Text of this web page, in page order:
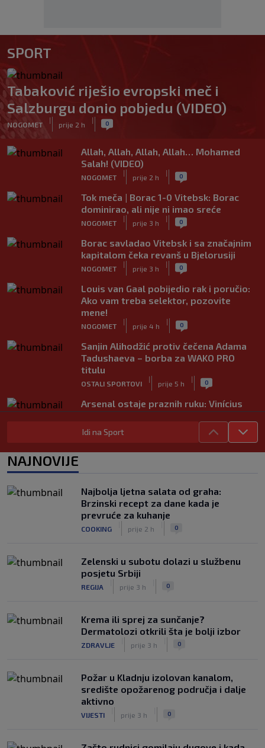
SPORT
Tabaković riješio evropski meč i
Salzburgu donio pobjedu (VIDEO)
NOGOMET
|
prije 2 h
| 0
Allah, Allah, Allah, Allah… Mohamed
Salah! (VIDEO)
NOGOMET
|
prije 2 h
| 0
Tok meča | Borac 1-0 Vitebsk: Borac
dominirao, ali nije ni imao sreće
NOGOMET
|
prije 3 h
| 0
Borac savladao Vitebsk i sa značajnim
kapitalom čeka revanš u Bjelorusiji
NOGOMET
|
prije 3 h
| 0
Louis van Gaal pobijedio rak i poručio:
Ako vam treba selektor, pozovite
mene!
NOGOMET
|
prije 4 h
| 0
Sanjin Alihodžić protiv čečena Adama
Tadushaeva – borba za WAKO PRO
titulu
OSTALI SPORTOVI
|
prije 5 h
| 0
Arsenal ostaje praznih ruku: Vinícius
Júnior i Real Madrid postigli dogovor
NOGOMET
NOGOMET
| | 0
Izvinjenje s elementima prijetnje i
„gomila slabića“ u UEFA-i
Idi na Sport
NAJNOVIJE
Najbolja ljetna salata od graha:
Brzinski recept za dane kada je
prevruće za kuhanje
COOKING prije 2 h 0
Zelenski u subotu dolazi u službenu
posjetu Srbiji
REGIJA prije 3 h 0
Krema ili sprej za sunčanje?
Dermatolozi otkrili šta je bolji izbor
ZDRAVLJE prije 3 h 0
Požar u Kladnju izolovan kanalom,
središte opožarenog područja i dalje
aktivno
VIJESTI prije 3 h 0